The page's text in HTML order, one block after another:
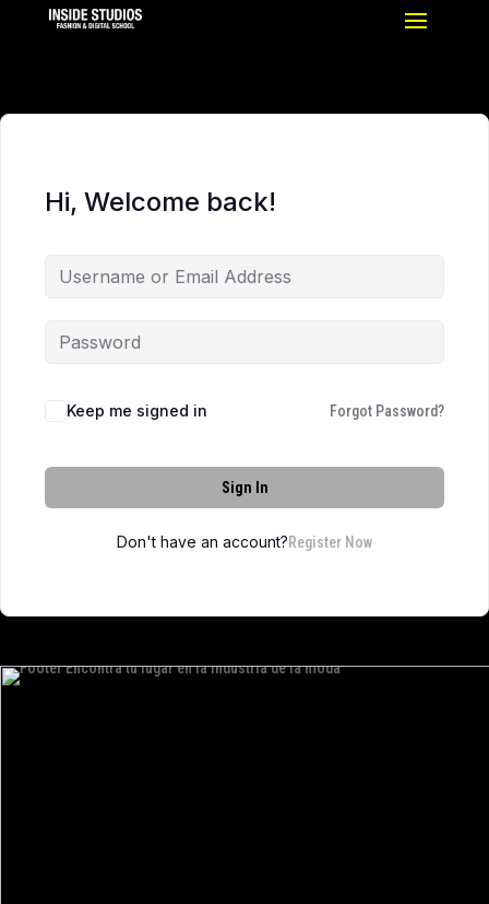
Hi, Welcome back!
Keep me signed in Forgot Password?
Sign In
Don't have an account?Register Now